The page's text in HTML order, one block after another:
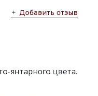
Добавить отзыв
янтарного цвета.